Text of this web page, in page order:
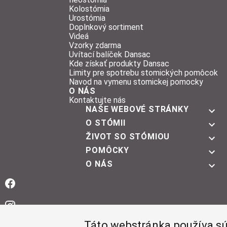
Kolostómia
Urostómia
Doplnkový sortiment
Videá
Vzorky zdarma
Uvítací balíček Dansac
Kde získať produkty Dansac
Limity pre spotrebu stomických pomôcok
Navod na vymenu stomickej pomocky
O NÁS
Kontaktujte nás
NAŠE WEBOVÉ STRÁNKY
O STÓMII
ŽIVOT SO STÓMIOU
POMÔCKY
O NÁS
Instagram